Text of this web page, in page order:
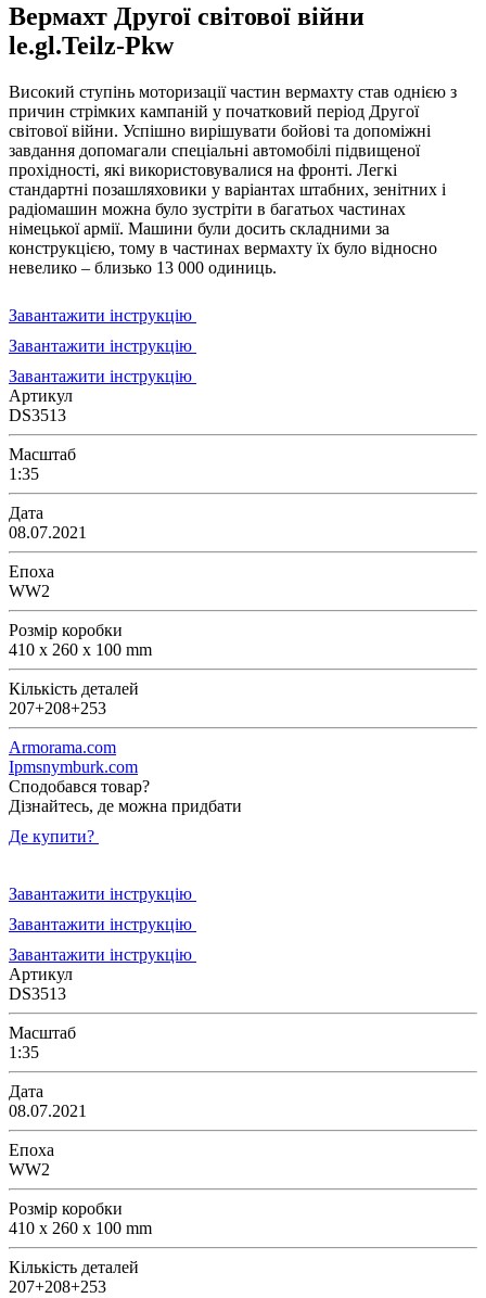
Вермахт Другої світової війни
le.gl.Teilz-Pkw
Високий ступінь моторизації частин вермахту став однією з
причин стрімких кампаній у початковий період Другої
світової війни. Успішно вирішувати бойові та допоміжні
завдання допомагали спеціальні автомобілі підвищеної
прохідності, які використовувалися на фронті. Легкі
стандартні позашляховики у варіантах штабних, зенітних і
радіомашин можна було зустріти в багатьох частинах
німецької армії. Машини були досить складними за
конструкцією, тому в частинах вермахту їх було відносно
невелико – близько 13 000 одиниць.
Завантажити інструкцію
Завантажити інструкцію
Завантажити інструкцію
Артикул
DS3513
Масштаб
1:35
Дата
08.07.2021
Епоха
WW2
Розмір коробки
410 x 260 x 100 mm
Кількість деталей
207+208+253
Armorama.com
Ipmsnymburk.com
Сподобався товар?
Дізнайтесь, де можна придбати
Де купити?
Завантажити інструкцію
Завантажити інструкцію
Завантажити інструкцію
Артикул
DS3513
Масштаб
1:35
Дата
08.07.2021
Епоха
WW2
Розмір коробки
410 x 260 x 100 mm
Кількість деталей
207+208+253